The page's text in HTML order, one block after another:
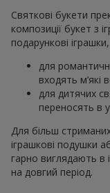
Святкові букети
композиції букет з
подарункові
для
входять м’які
для дитячих
переносять в
Для більш
іграшкові подушки
гарно виглядають в
на довгий період.